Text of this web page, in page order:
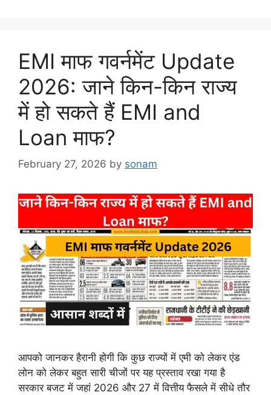
EMI माफ गवर्नमेंट Update
2026: जाने किन-किन राज्य
में हो सकते हैं EMI and
Loan माफ?
February 27, 2026 by sonam
आपको जानकर हैरानी होगी कि कुछ राज्यों में एमी को लेकर एंड
लोन को लेकर बहुत सारी चीजों पर यह प्रस्ताव रखा गया है
सरकार बजट में जहां 2026 और 27 में वित्तीय फैसले में सीधे तौर